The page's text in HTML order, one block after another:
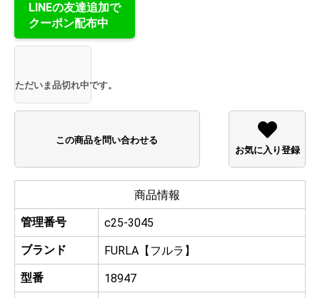
LINEの友達追加で
クーポン配布中
ただいま品切れ中です。
この商品を問い合わせる
お気に入り登録
商品情報
管理番号
c25-3045
ブランド
FURLA【フルラ】
型番
18947